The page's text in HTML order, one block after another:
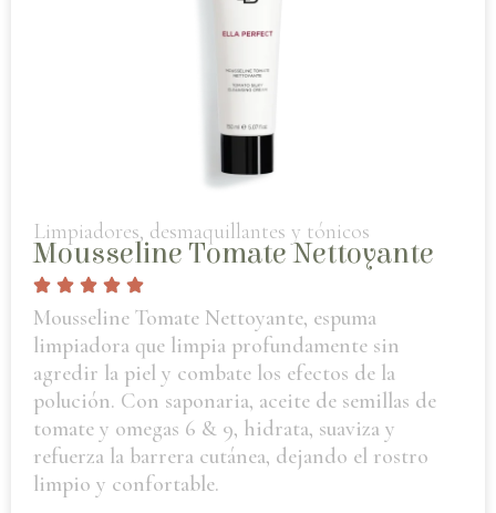
Limpiadores, desmaquillantes y tónicos
Mousseline Tomate Nettoyante
Mousseline Tomate Nettoyante, espuma
limpiadora que limpia profundamente sin
agredir la piel y combate los efectos de la
polución. Con saponaria, aceite de semillas de
tomate y omegas 6 & 9, hidrata, suaviza y
refuerza la barrera cutánea, dejando el rostro
limpio y confortable.